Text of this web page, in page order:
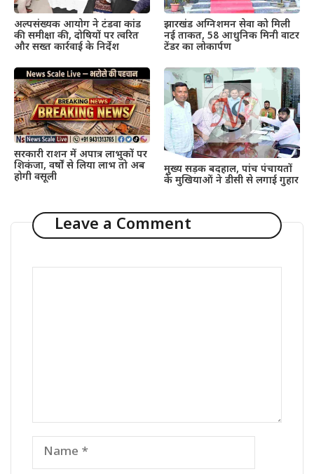
अल्पसंख्यक आयोग ने टंडवा कांड
की समीक्षा की, दोषियों पर त्वरित
और सख्त कार्रवाई के निर्देश
झारखंड अग्निशमन सेवा को मिली
नई ताकत, 58 आधुनिक मिनी वाटर
टेंडर का लोकार्पण
सरकारी राशन में अपात्र लाभुकों पर
शिकंजा, वर्षों से लिया लाभ तो अब
होगी वसूली
मुख्य सड़क बदहाल, पांच पंचायतों
के मुखियाओं ने डीसी से लगाई गुहार
Leave a Comment
Name